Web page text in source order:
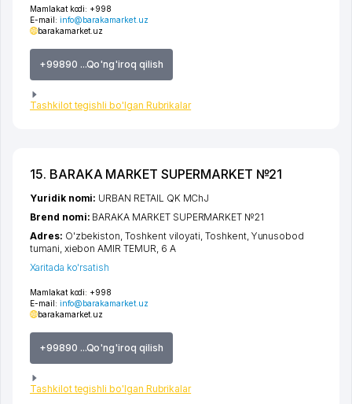
Mamlakat kodi: +998
E-mail: info@barakamarket.uz
barakamarket.uz
+99890 ...Qo'ng'iroq qilish
Tashkilot tegishli bo'lgan Rubrikalar
15. BARAKA MARKET SUPERMARKET №21
Mamlakat kodi: +998
E-mail: info@barakamarket.uz
barakamarket.uz
+99890 ...Qo'ng'iroq qilish
Tashkilot tegishli bo'lgan Rubrikalar
Yuridik nomi: URBAN RETAIL QK MChJ
Brend nomi: BARAKA MARKET SUPERMARKET №21
Adres: O'zbekiston,Toshkent viloyati ,Toshkent, Yunusobod
tumani xiеbon AMIR TEMUR , 6 A
Xaritada ko'rsatish